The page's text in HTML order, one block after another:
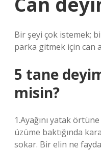
Bir şeyi çok istemek;
parka gitmek için can
5 tane
misin?
1.Ayağını yatak
üzüme baktığında
sokar. Bir elin ne